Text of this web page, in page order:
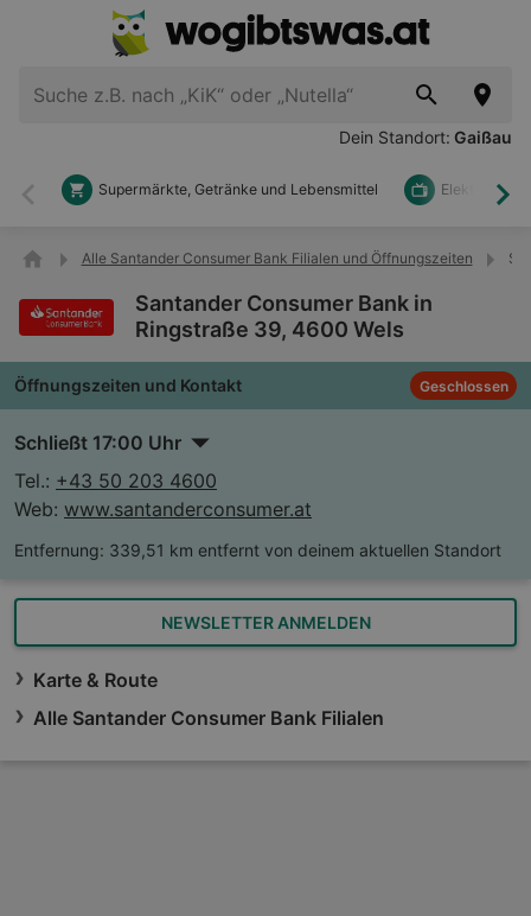
Dein Standort: Gaißau
Zurück
Supermärkte, Getränke und Lebensmittel Elektronik
Alle Santander Consumer Bank Filialen und Öffnungszeiten
Santander Consumer Bank in
Ringstraße 39, 4600 Wels
Öffnungszeiten und Kontakt Geschlossen
Schließt 17:00 Uhr
Tel.: +43 50 203 4600
Web: www.santanderconsumer.at
Entfernung: 339,51 km entfernt von deinem aktuellen Standort
NEWSLETTER ANMELDEN
Karte & Route
Alle Santander Consumer Bank Filialen